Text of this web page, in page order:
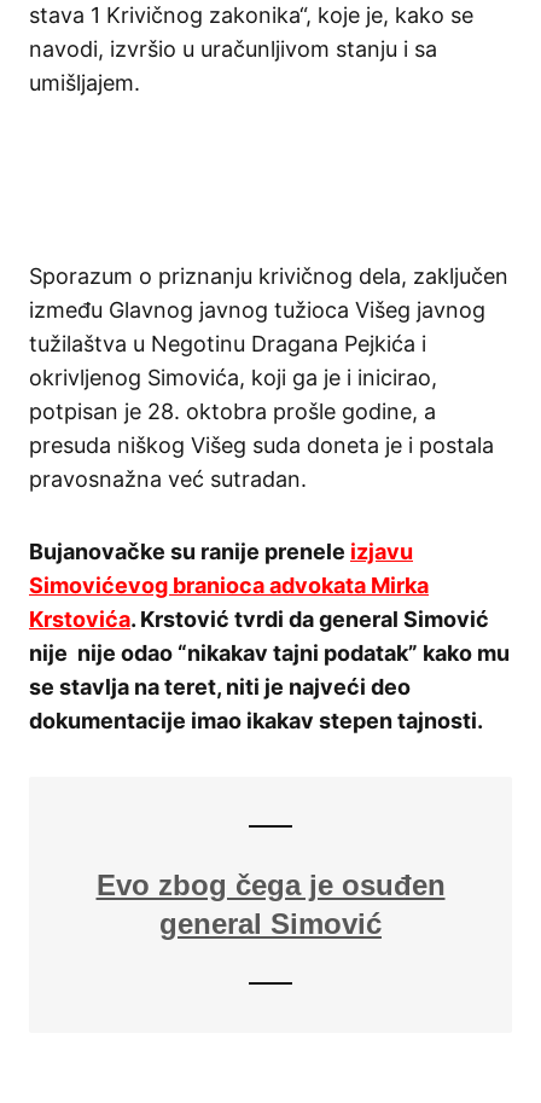
stava 1 Krivičnog zakonika“, koje je, kako se
navodi, izvršio u uračunljivom stanju i sa
umišljajem.
Sporazum o priznanju krivičnog dela, zaključen
između Glavnog javnog tužioca Višeg javnog
tužilaštva u Negotinu Dragana Pejkića i
okrivljenog Simovića, koji ga je i inicirao,
potpisan je 28. oktobra prošle godine, a
presuda niškog Višeg suda doneta je i postala
pravosnažna već sutradan.
Bujanovačke su ranije prenele izjavu
Simovićevog branioca advokata Mirka
Krstovića. Krstović tvrdi da general Simović
nije nije odao “nikakav tajni podatak” kako mu
se stavlja na teret, niti je najveći deo
dokumentacije imao ikakav stepen tajnosti.
Evo zbog čega je osuđen
general Simović